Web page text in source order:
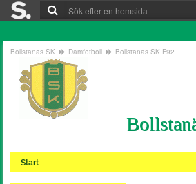
Bollstanäs SK Damfotboll Bollstanäs SK F92
Start